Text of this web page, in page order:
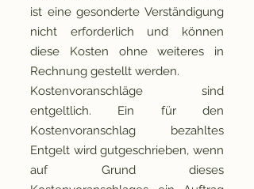
ist eine gesonderte Verständigung
nicht erforderlich und können
diese Kosten ohne weiteres in
Rechnung gestellt werden.
Kostenvoranschläge sind
entgeltlich. Ein für den
Kostenvoranschlag bezahltes
Entgelt wird gutgeschrieben, wenn
auf Grund dieses